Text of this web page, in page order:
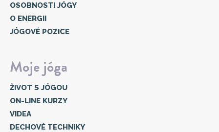
OSOBNOSTI JÓGY
O ENERGII
JÓGOVÉ POZICE
Moje jóga
ŽIVOT S JÓGOU
ON-LINE KURZY
VIDEA
DECHOVÉ TECHNIKY